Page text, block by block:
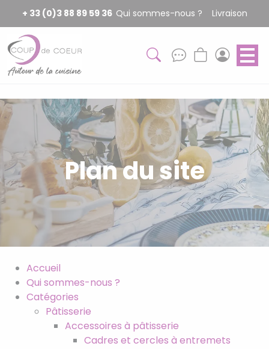
+ 33 (0)3 88 89 59 36 Qui sommes-nous ? Livraison
Plan du site
Accueil
Qui sommes-nous ?
Catégories
Pâtisserie
Accessoires à pâtisserie
Cadres et cercles à entremets
Panneau de gestion des cookies